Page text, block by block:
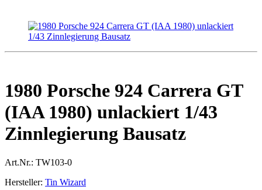
1980 Porsche 924 Carrera GT
(IAA 1980) unlackiert 1/43
Zinnlegierung Bausatz
Art.Nr.: TW103-0
Hersteller: Tin Wizard